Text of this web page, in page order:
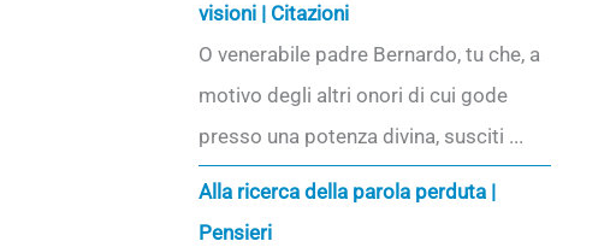
visioni | Citazioni
O venerabile padre Bernardo, tu che, a
motivo degli altri onori di cui gode
presso una potenza divina, susciti ...
Alla ricerca della parola perduta |
Pensieri